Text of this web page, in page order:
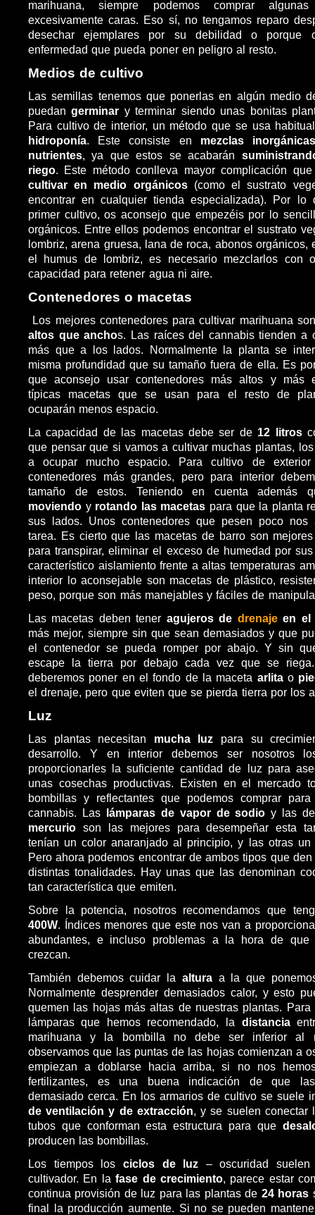
marihuana, siempre podemos comprar
excesivamente caras. Eso sí, no tengamos reparo
desechar ejemplares por su debilidad o porque
enfermedad que pueda poner en peligro al resto.
Medios de cultivo
Las semillas tenemos que ponerlas en algún medio
puedangerminar y terminar siendo unas bonitas
Para cultivo de interior, un método que se usa
hidroponía. Este consiste en mezclas
nutrientes, ya que estos se acabarán
riego. Este método conlleva mayor complicación
cultivar en medio orgánicos(como el sustrato
encontrar en cualquier tienda especializada). Por lo
primer cultivo, os aconsejo que empezéis por lo
orgánicos. Entre ellos podemos encontrar el sustrato
lombriz, arena gruesa, lana de roca, abonos orgánicos,
el humus de lombriz, es necesario mezclarlos con
capacidad para retener agua ni aire.
Contenedores o macetas
Los mejores contenedores para cultivar marihuana
altos que anchos. Las raíces del cannabis tienden a
más que a los lados. Normalmente la planta se
misma profundidad que su tamaño fuera de ella. Es
que aconsejo usar contenedores más altos y más
típicas macetas que se usan para el resto de
ocuparán menos espacio.
La capacidad de las macetas debe ser de 12 litros
que pensar que si vamos a cultivar muchas plantas,
a ocupar mucho espacio. Para cultivo de
contenedores más grandes, pero para interior
tamaño de estos. Teniendo en cuenta además
moviendo y rotando las macetas para que la planta
sus lados. Unos contenedores que pesen poco nos
tarea. Es cierto que las macetas de barro son
para transpirar, eliminar el exceso de humedad por
característico aislamiento frente a altas temperaturas
interior lo aconsejable son macetas de plástico,
peso, porque son más manejables y fáciles de
Las macetas deben tener agujeros de drenajeen el
más mejor, siempre sin que sean demasiados y que
el contenedor se pueda romper por abajo. Y sin
escape la tierra por debajo cada vez que se
deberemos poner en el fondo de la maceta arlita o
el drenaje, pero que eviten que se pierda tierra por los
Luz
Las plantas necesitan mucha luz para su
desarrollo. Y en interior debemos ser nosotros
proporcionarles la suficiente cantidad de luz para
unas cosechas productivas. Existen en el mercado
bombillas y reflectantes que podemos comprar
cannabis. Las lámparas de vapor de sodio y las
mercurio son las mejores para desempeñar esta
tenían un color anaranjado al principio, y las otras un
Pero ahora podemos encontrar de ambos tipos que
distintas tonalidades. Hay unas que las denominan
tan característica que emiten.
Sobre la potencia, nosotros recomendamos que
400W. Índices menores que este nos van a
abundantes, e incluso problemas a la hora de que
crezcan.
También debemos cuidar la altura a la que
Normalmente desprender demasiados calor, y esto
quemen las hojas más altas de nuestras plantas.
lámparas que hemos recomendado, la distancia
marihuana y la bombilla no debe ser inferior al
observamos que las puntas de las hojas comienzan a
empiezan a doblarse hacia arriba, si no nos
fertilizantes, es una buena indicación de que
demasiado cerca. En los armarios de cultivo se suele
de ventilación y de extracción, y se suelen conectar
tubos que conforman esta estructura para que
producen las bombillas.
Los tiempos los ciclos de luz – oscuridad
cultivador. En lafase de crecimiento, parece estar
continua provisión de luz para las plantas de 24 horas
final la producción aumente. Si no se pueden